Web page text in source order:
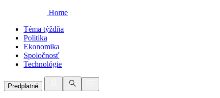
Home
Téma týždňa
Politika
Ekonomika
Spoločnosť
Technológie
Predplatné